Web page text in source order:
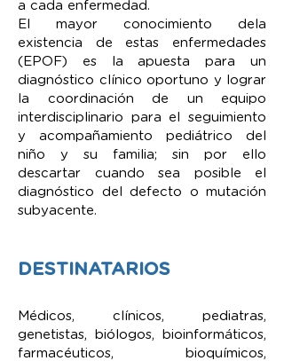
a cada enfermedad.
El mayor conocimiento dela
existencia de estas enfermedades
(EPOF) es la apuesta para un
diagnóstico clínico oportuno y lograr
la coordinación de un equipo
interdisciplinario para el seguimiento
y acompañamiento pediátrico del
niño y su familia; sin por ello
descartar cuando sea posible el
diagnóstico del defecto o mutación
subyacente.
DESTINATARIOS
Médicos, clínicos, pediatras,
genetistas, biólogos, bioinformáticos,
farmacéuticos, bioquímicos,